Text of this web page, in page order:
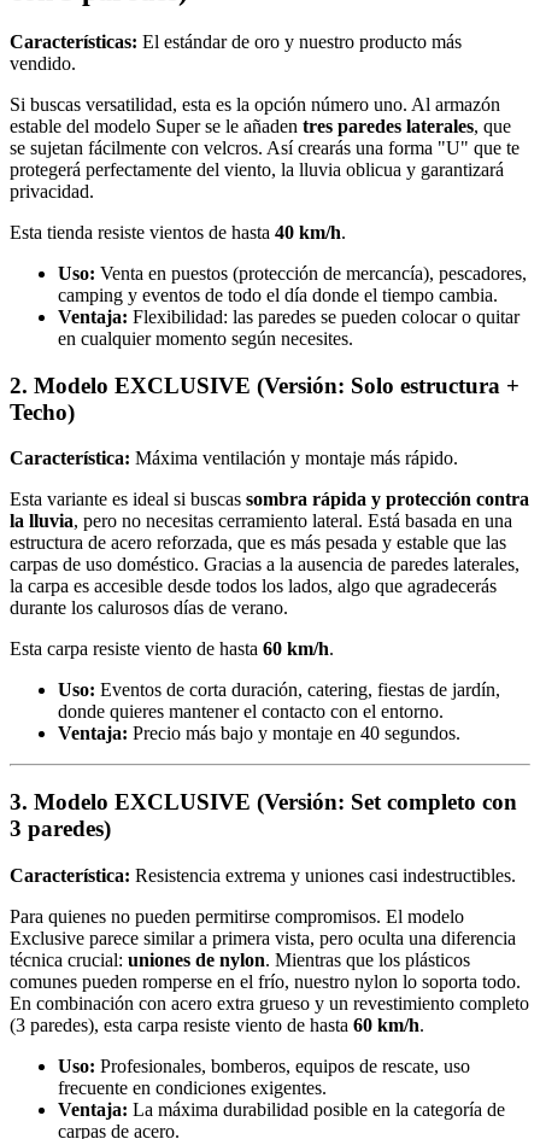
Características: El estándar de oro y nuestro producto más
vendido.
Si buscas versatilidad, esta es la opción número uno. Al armazón
estable del modelo Super se le añaden tres paredes laterales, que
se sujetan fácilmente con velcros. Así crearás una forma "U" que te
protegerá perfectamente del viento, la lluvia oblicua y garantizará
privacidad.
Esta tienda resiste vientos de hasta 40 km/h.
Uso: Venta en puestos (protección de mercancía), pescadores,
camping y eventos de todo el día donde el tiempo cambia.
Ventaja: Flexibilidad: las paredes se pueden colocar o quitar
en cualquier momento según necesites.
2. Modelo EXCLUSIVE (Versión: Solo estructura +
Techo)
Característica: Máxima ventilación y montaje más rápido.
Esta variante es ideal si buscas sombra rápida y protección contra
la lluvia, pero no necesitas cerramiento lateral. Está basada en una
estructura de acero reforzada, que es más pesada y estable que las
carpas de uso doméstico. Gracias a la ausencia de paredes laterales,
la carpa es accesible desde todos los lados, algo que agradecerás
durante los calurosos días de verano.
Esta carpa resiste viento de hasta 60 km/h.
Uso: Eventos de corta duración, catering, fiestas de jardín,
donde quieres mantener el contacto con el entorno.
Ventaja: Precio más bajo y montaje en 40 segundos.
3. Modelo EXCLUSIVE (Versión: Set completo con
3 paredes)
Característica: Resistencia extrema y uniones casi indestructibles.
Para quienes no pueden permitirse compromisos. El modelo
Exclusive parece similar a primera vista, pero oculta una diferencia
técnica crucial: uniones de nylon. Mientras que los plásticos
comunes pueden romperse en el frío, nuestro nylon lo soporta todo.
En combinación con acero extra grueso y un revestimiento completo
(3 paredes), esta carpa resiste viento de hasta 60 km/h.
Uso: Profesionales, bomberos, equipos de rescate, uso
frecuente en condiciones exigentes.
Ventaja: La máxima durabilidad posible en la categoría de
carpas de acero.